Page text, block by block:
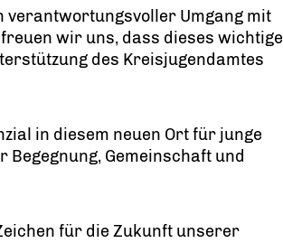
verantwortungsvoller Umgang mit
wir uns, dass dieses wichtige
des Kreisjugendamtes
in diesem neuen Ort für junge
Gemeinschaft und
für die Zukunft unserer